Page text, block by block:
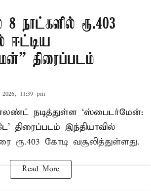
8 நாட்களில் ரூ.403
ஈட்டிய
திரைப்படம்
11:39 pm
நடித்துள்ள ‘ஸ்பைடர்மேன்:
திரைப்படம் இந்தியாவில்
ரூ.403 கோடி வசூலித்துள்ளது.
Read More